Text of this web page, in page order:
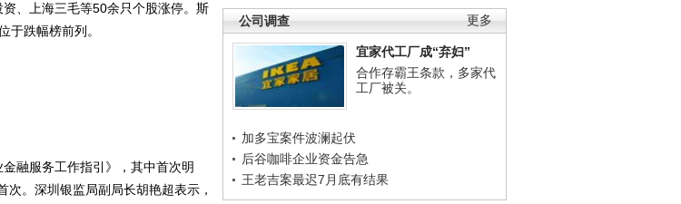
更多
公司调查
宜家代工厂成“弃妇”
合作存霸王条款，多家代
工厂被关。
加多宝案件波澜起伏
后谷咖啡企业资金告急
王老吉案最迟7月底有结果
、上海三毛等50余只个股涨停。斯
于跌幅榜前列。
融服务工作指引》，其中首次明
。深圳银监局副局长胡艳超表示，